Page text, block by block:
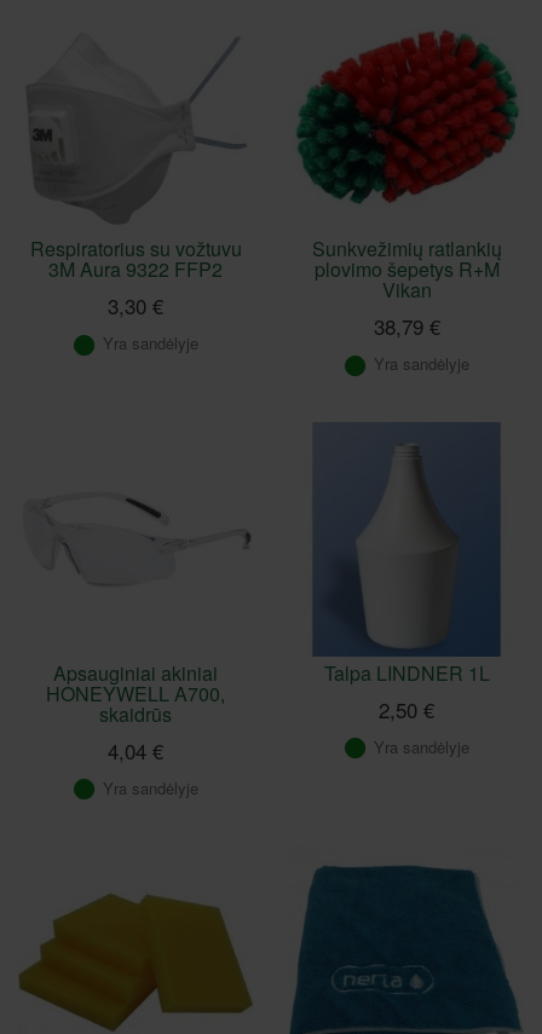
Respiratorius su vožtuvu
3M Aura 9322 FFP2
3,30 €
Yra sandėlyje
Sunkvežimių ratlankių
plovimo šepetys R+M
Vikan
38,79 €
Yra sandėlyje
Apsauginiai akiniai
HONEYWELL A700,
skaidrūs
4,04 €
Yra sandėlyje
Talpa LINDNER 1L
2,50 €
Yra sandėlyje